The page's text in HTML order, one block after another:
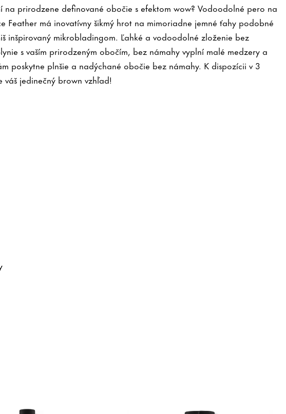
na prirodzene definované obočie s efektom wow? Vodoodolné pero na
Feather má inovatívny šikmý hrot na mimoriadne jemné ťahy podobné
inšpirovaný mikrobladingom. Ľahké a vodoodolné zloženie bez
s vaším prirodzeným obočím, bez námahy vyplní malé medzery a
poskytne plnšie a nadýchané obočie bez námahy. K dispozícii v 3
váš jedinečný brown vzhľad!